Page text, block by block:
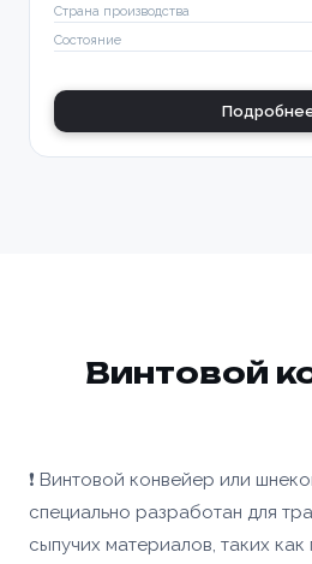
Страна производства
Состояние
Винтовой
❗ Винтовой конвейер или
специально разработан для
сыпучих материалов, таких